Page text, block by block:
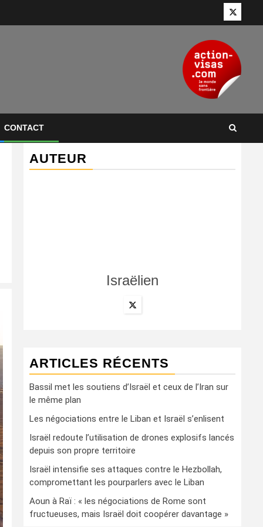
Twitter
CONTACT
AUTEUR
Israëlien
ARTICLES RÉCENTS
Bassil met les soutiens d’Israël et ceux de l’Iran sur
le même plan
Les négociations entre le Liban et Israël s’enlisent
Israël redoute l’utilisation de drones explosifs lancés
depuis son propre territoire
Israël intensifie ses attaques contre le Hezbollah,
compromettant les pourparlers avec le Liban
Aoun à Raï : « les négociations de Rome sont
fructueuses, mais Israël doit coopérer davantage »